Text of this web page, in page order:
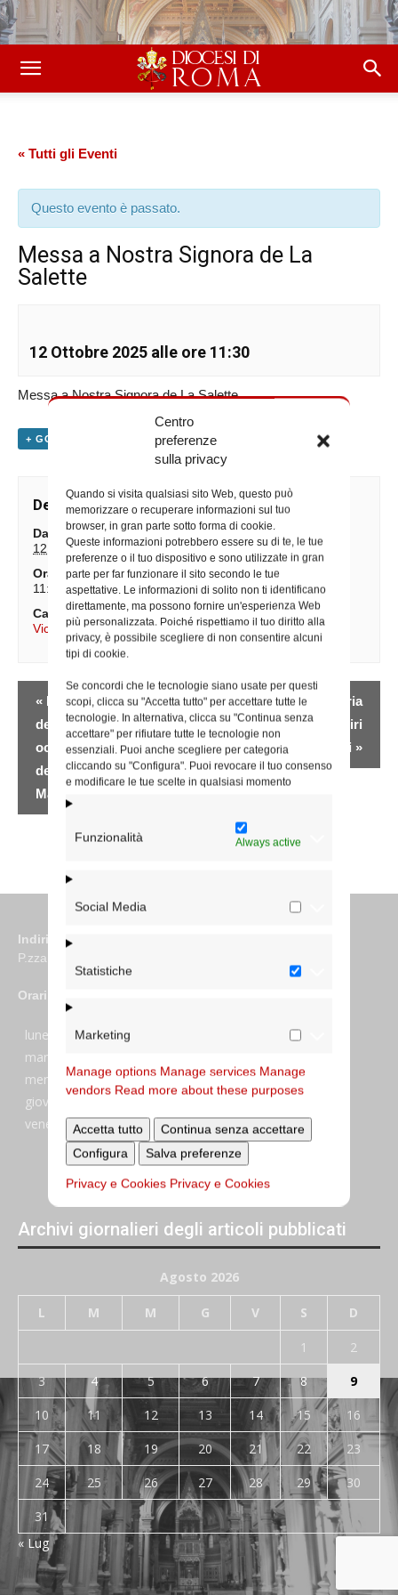
Centro
preferenze
sulla privacy
Quando si visita qualsiasi sito Web, questo può
memorizzare o recuperare informazioni sul tuo
browser, in gran parte sotto forma di cookie.
Queste informazioni potrebbero essere su di te, le tue
preferenze o il tuo dispositivo e sono utilizzate in gran
parte per far funzionare il sito secondo le tue
aspettative. Le informazioni di solito non ti identificano
direttamente, ma possono fornire un'esperienza Web
più personalizzata. Poiché rispettiamo il tuo diritto alla
privacy, è possibile scegliere di non consentire alcuni
tipi di cookie.
Se concordi che le tecnologie siano usate per questi
scopi, clicca su "Accetta tutto" per accettare tutte le
tecnologie. In alternativa, clicca su "Continua senza
accettare" per rifiutare tutte le tecnologie non
essenziali. Puoi anche scegliere per categoria
cliccando su "Configura". Puoi revocare il tuo consenso
e modificare le tue scelte in qualsiasi momento
Funzionalità Always active
Social Media
Statistiche
Marketing
Manage options Manage services Manage
vendors Read more about these purposes
Accetta tutto
Continua senza accettare
Configura
Salva preferenze
Privacy e Cookies Privacy e Cookies
« Tutti gli Eventi
Questo evento è passato.
Messa a Nostra Signora de La
Salette
12 Ottobre 2025 alle ore 11:30
Messa a Nostra Signora de La Salette
+ GOOGLE CALENDAR + ESPORTA IN ICAL
Dettagli
Data:
12 Ottobre 2025
Ora:
11:30
Categoria Evento:
Vicario Generale
Evento
Navigazione
« Messa a Sant’Andrea
delle Fratte in
occasione del Giubileo
della Spiritualità
Mariana
Messa a Santa Maria
del Rosario ai Martiri
Portuensi »
Indirizzo
P.zza S. Giovanni in Laterano 6 00184 Roma
Orari
lunedi:
martedi:
mercoledi:
7:45–13:15 e 14:00-17:30
giovedi:
venerdi:
7:45–13:45
Archivi giornalieri degli articoli pubblicati
Agosto 2026
L M M G V S D
1
2
3
4 5 6 7 8
9
10
11 12 13 14 15
16
17
18 19 20 21 22
23
24
25 26 27 28 29
30
31
« Lug